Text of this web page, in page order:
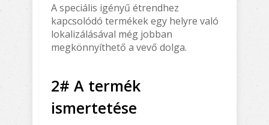
A speciális igényű étrendhez
kapcsolódó termékek egy helyre való
lokalizálásával még jobban
megkönnyíthető a vevő dolga.
2# A termék
ismertetése